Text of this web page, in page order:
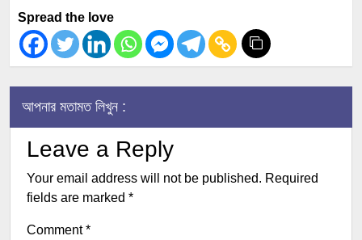
Spread the love
আপনার মতামত লিখুন :
Leave a Reply
Your email address will not be published. Required
fields are marked *
Comment*